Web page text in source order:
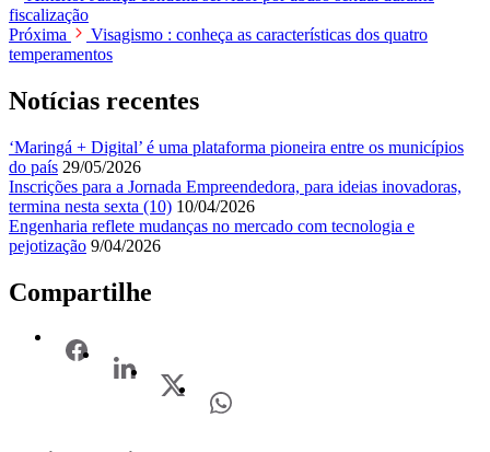
fiscalização
Próxima
Visagismo : conheça as características dos quatro
temperamentos
Notícias recentes
‘Maringá + Digital’ é uma plataforma pioneira entre os municípios
do país 29/05/2026
Inscrições para a Jornada Empreendedora, para ideias inovadoras,
termina nesta sexta (10) 10/04/2026
Engenharia reflete mudanças no mercado com tecnologia e
pejotização 9/04/2026
Compartilhe